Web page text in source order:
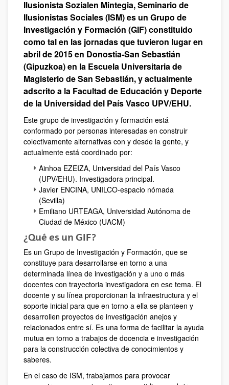
Ilusionista Sozialen Mintegia, Seminario de
Ilusionistas Sociales (ISM) es un Grupo de
Investigación y Formación (GIF) constituido
como tal en las jornadas que tuvieron lugar en
abril de 2015 en Donostia-San Sebastián
(Gipuzkoa) en la Escuela Universitaria de
Magisterio de San Sebastián, y actualmente
adscrito a la Facultad de Educación y Deporte
de la Universidad del País Vasco UPV/EHU.
Este grupo de investigación y formación está
conformado por personas interesadas en construir
colectivamente alternativas con y desde la gente, y
actualmente está coordinado por:
Ainhoa EZEIZA, Universidad del País Vasco
(UPV/EHU). Investigadora principal.
Javier ENCINA, UNILCO-espacio nómada
(Sevilla)
Emiliano URTEAGA, Universidad Autónoma de
Ciudad de México (UACM)
¿Qué es un GIF?
Es un Grupo de Investigación y Formación, que se
constituye para desarrollarse en torno a una
determinada línea de investigación y a uno o más
docentes con trayectoria investigadora en ese tema. El
docente y su línea proporcionan la infraestructura y el
soporte inicial para que en torno a ella se planteen y
desarrollen proyectos de investigación anejos y
relacionados entre sí. Es una forma de facilitar la ayuda
mutua en torno a trabajos de docencia e investigación
para la construcción colectiva de conocimientos y
saberes.
En el caso de ISM, trabajamos para provocar